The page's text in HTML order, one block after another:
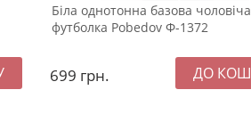
Біла однотонна базова чоловіча
футболка Pobedov Ф-1372
699 грн.